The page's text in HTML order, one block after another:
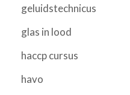
geluidstechnicus
glas in lood
haccp cursus
havo